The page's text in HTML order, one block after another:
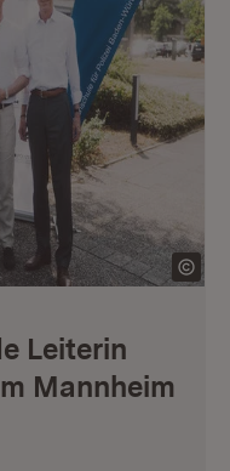
Leiterin
Mannheim